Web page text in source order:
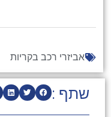
שתף :
אביזרי רכב בקריות